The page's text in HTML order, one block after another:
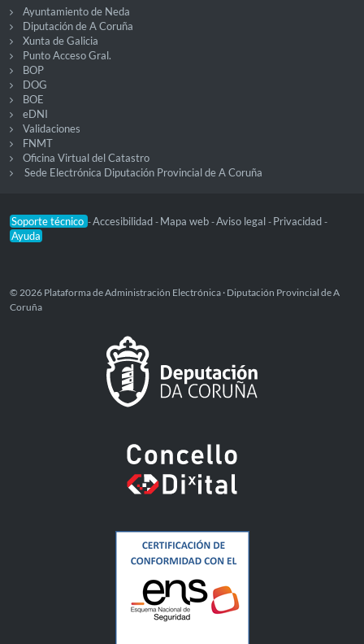
Ayuntamiento de Neda
Diputación de A Coruña
Xunta de Galicia
Punto Acceso Gral.
BOP
DOG
BOE
eDNI
Validaciones
FNMT
Oficina Virtual del Catastro
Sede Electrónica Diputación Provincial de A Coruña
Soporte técnico -Accesibilidad - Mapa web -Aviso legal - Privacidad -
Ayuda
© 2026 Plataforma de Administración Electrónica · Diputación Provincial de A
Coruña